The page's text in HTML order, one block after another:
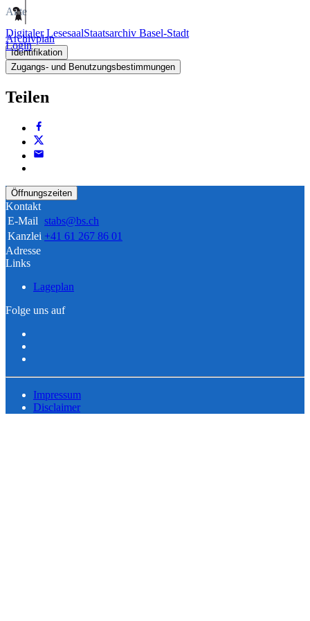
Digitaler LesesaalStaatsarchiv Basel-Stadt
Login
Akte
Archivplan
Identifikation
Zugangs- und Benutzungsbestimmungen
Teilen
Öffnungszeiten
Kontakt
E-Mail stabs@bs.ch
Kanzlei +41 61 267 86 01
Adresse
Links
Lageplan
Folge uns auf
Impressum
Disclaimer